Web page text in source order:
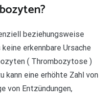
beziehungsweise
erkennbare Ursache
( Thrombozytose )
kann eine erhöhte Zahl von
von Entzündungen,